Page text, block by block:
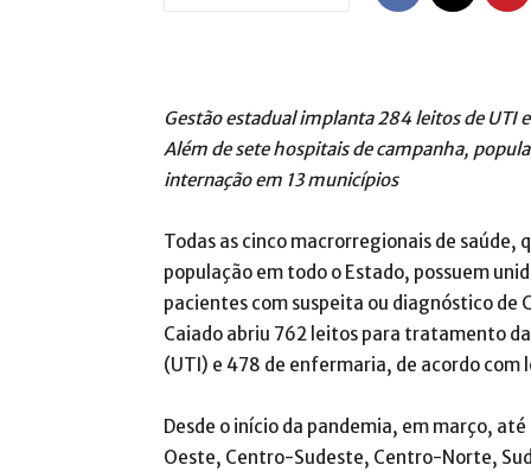
Gestão estadual implanta 284 leitos de
Além de sete hospitais de campanha,
internação em 13 municípios
Todas as cinco macrorregionais de
população em todo o Estado, possuem
pacientes com suspeita ou diagnóstico de
Caiado abriu 762 leitos para tratamento
(UTI) e 478 de enfermaria, de acordo com
Desde o início da pandemia, em março,
Oeste, Centro-Sudeste, Centro-Norte,